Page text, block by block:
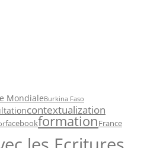
MondialeBurkina Faso
contextualization
facebookformationFrance